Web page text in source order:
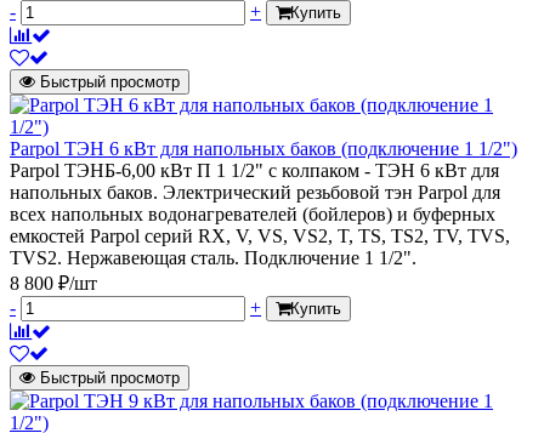
-
+ Купить
Быстрый просмотр
Parpol ТЭН 6 кВт для напольных баков (подключение 1 1/2")
Parpol ТЭНБ-6,00 кВт П 1 1/2" с колпаком - ТЭН 6 кВт для
напольных баков. Электрический резьбовой тэн Parpol для
всех напольных водонагревателей (бойлеров) и буферных
емкостей Parpol серий RX, V, VS, VS2, T, TS, TS2, TV, TVS,
TVS2. Нержавеющая сталь. Подключение 1 1/2".
8 800 ₽/шт
-
+ Купить
Быстрый просмотр